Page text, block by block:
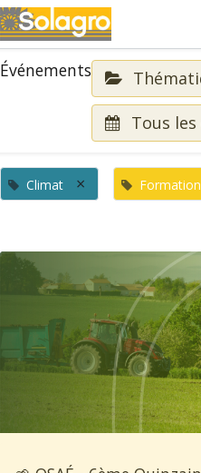
Événements
Tous
Climat × Formation